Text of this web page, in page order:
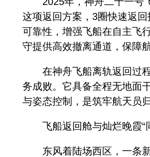
这项返回方案，3圈快速返
可靠性，增强飞船在自主飞
守提供高效撤离通道，保障
在神舟飞船离轨返回过程
务成败。它具备全程无地面
与姿态控制，是筑牢航天员
飞船返回舱与灿烂晚霞“
东风着陆场西区，一条新